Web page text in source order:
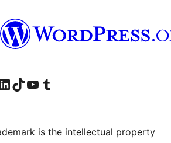
edin
LinkedIn hesabımızı ziyaret edinTikTok hesabımızı ziyaret edinYouTube kanalımızı ziyaret edinTumblr hesabımızı ziyaret edin
is the intellectual property